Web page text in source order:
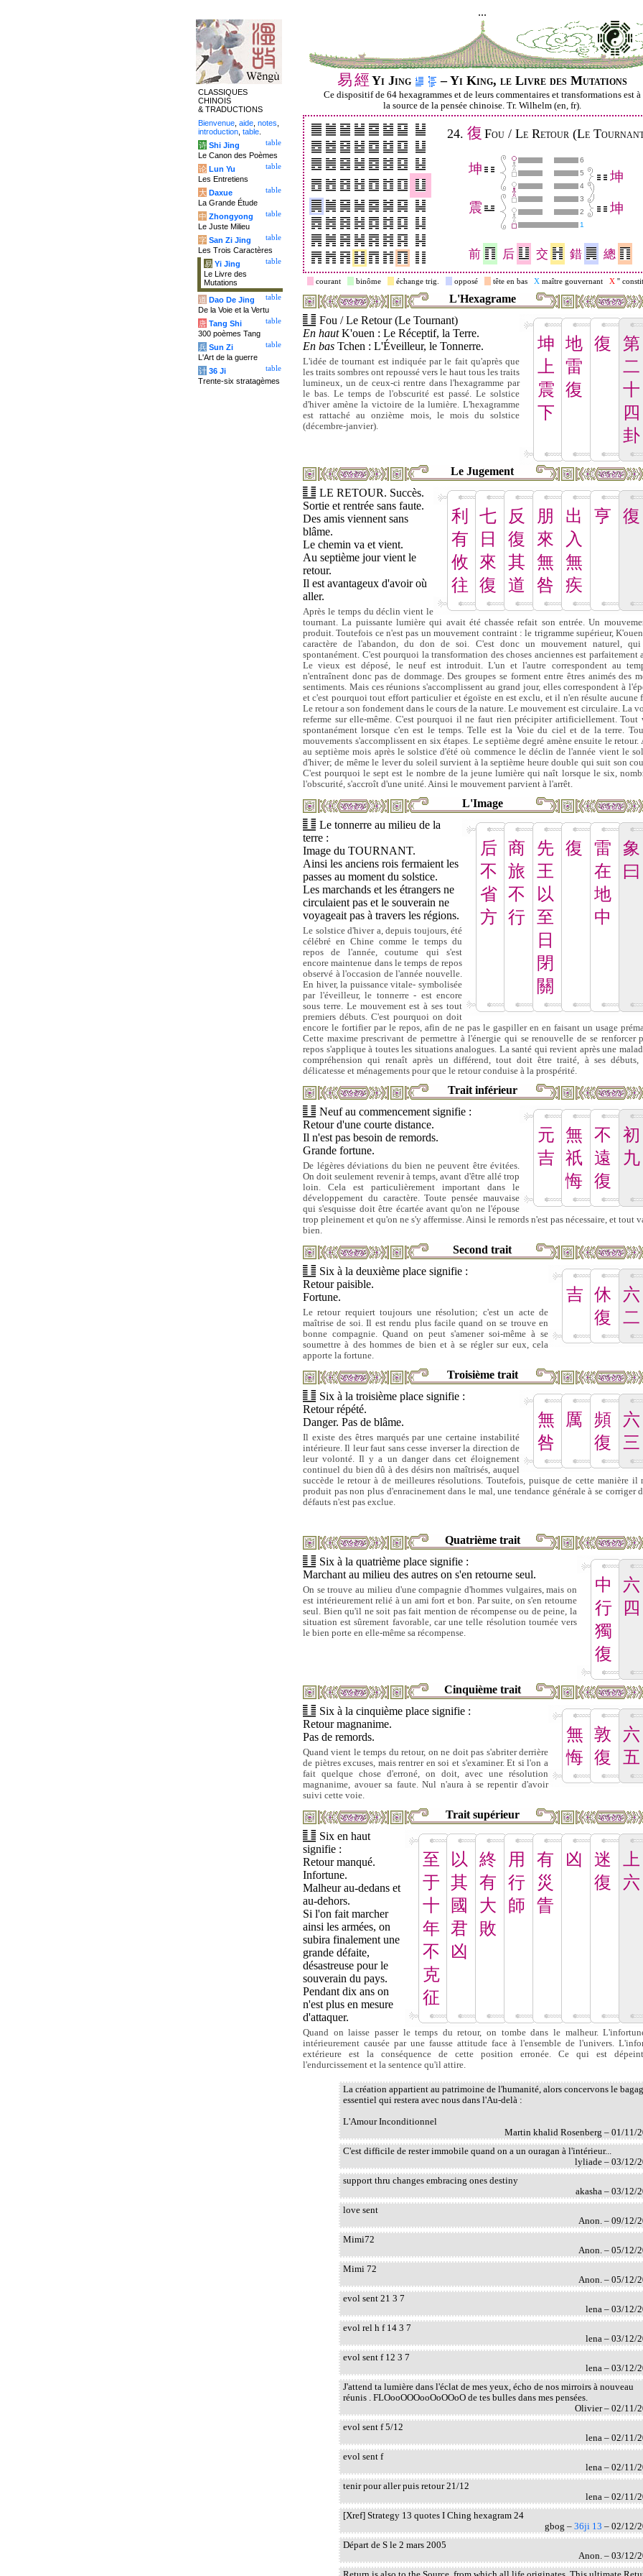
...
易經 Yi Jing – Yi King, le Livre des Mutations
Ce dispositif de 64 hexagrammes et de leurs commentaires et transformations est à
la source de la pensée chinoise. Tr. Wilhelm (en, fr).
24. 復 Fou / Le Retour (Le
坤
6
5
坤
坤
4
震
3
2
1
前 后 交 錯 總
courant binôme échange trig. opposé tête en bas Xmaître gouvernant X''
L'Hexagrame
坤
上
震
下
地
雷
復
復
第
二
十
四
卦
Fou / Le Retour (Le Tournant)
En hautK'ouen : Le Réceptif, la Terre.
En bas Tchen : L'Éveilleur, le Tonnerre.
L'idée de tournant est indiquée par le fait qu'après que
les traits sombres ont repoussé vers le haut tous les traits
lumineux, un de ceux-ci rentre dans l'hexagramme par
le bas. Le temps de l'obscurité est passé. Le solstice
d'hiver amène la victoire de la lumière. L'hexagramme
est rattaché au onzième mois, le mois du solstice
(décembre-janvier).
Le Jugement
利
有
攸
往
七
日
來
復
反
復
其
道
朋
來
無
咎
出
入
無
疾
亨 復
LE RETOUR. Succès.
Sortie et rentrée sans faute.
Des amis viennent sans
blâme.
Le chemin va et vient.
Au septième jour vient le
retour.
Il est avantageux d'avoir où
aller.
Après le temps du déclin vient le
tournant. La puissante lumière qui avait été chassée refait son entrée. Un
produit. Toutefois ce n'est pas un mouvement contraint : le trigramme supérieur,
caractère de l'abandon, du don de soi. C'est donc un mouvement naturel,
spontanément. C'est pourquoi la transformation des choses anciennes est parfaitement
Le vieux est déposé, le neuf est introduit. L'un et l'autre correspondent au
n'entraînent donc pas de dommage. Des groupes se forment entre êtres animés des
sentiments. Mais ces réunions s'accomplissent au grand jour, elles correspondent à
et c'est pourquoi tout effort particulier et égoïste en est exclu, et il n'en résulte aucune
Le retour a son fondement dans le cours de la nature. Le mouvement est circulaire. La
referme sur elle-même. C'est pourquoi il ne faut rien précipiter artificiellement. Tout
spontanément lorsque c'en est le temps. Telle est la Voie du ciel et de la terre.
mouvements s'accomplissent en six étapes. Le septième degré amène ensuite le retour.
au septième mois après le solstice d'été où commence le déclin de l'année vient le
d'hiver; de même le lever du soleil survient à la septième heure double qui suit son
C'est pourquoi le sept est le nombre de la jeune lumière qui naît lorsque le six,
l'obscurité, s'accroît d'une unité. Ainsi le mouvement parvient à l'arrêt.
L'Image
后
不
省
方
商
旅
不
行
先
王
以
至
日
閉
關
復
雷
在
地
中
象
曰
Le tonnerre au milieu de la
terre :
Image du TOURNANT.
Ainsi les anciens rois fermaient les
passes au moment du solstice.
Les marchands et les étrangers ne
circulaient pas et le souverain ne
voyageait pas à travers les régions.
Le solstice d'hiver a, depuis toujours, été
célébré en Chine comme le temps du
repos de l'année, coutume qui s'est
encore maintenue dans le temps de repos
observé à l'occasion de l'année nouvelle.
En hiver, la puissance vitale- symbolisée
par l'éveilleur, le tonnerre - est encore
sous terre. Le mouvement est à ses tout
premiers débuts. C'est pourquoi on doit
encore le fortifier par le repos, afin de ne pas le gaspiller en en faisant un usage
Cette maxime prescrivant de permettre à l'énergie qui se renouvelle de se renforcer
repos s'applique à toutes les situations analogues. La santé qui revient après une
compréhension qui renaît après un différend, tout doit être traité, à ses débuts,
délicatesse et ménagements pour que le retour conduise à la prospérité.
Trait inférieur
元
吉
無
祇
悔
不
遠
復
初
九
Neuf au commencement signifie :
Retour d'une courte distance.
Il n'est pas besoin de remords.
Grande fortune.
De légères déviations du bien ne peuvent être évitées.
On doit seulement revenir à temps, avant d'être allé trop
loin. Cela est particulièrement important dans le
développement du caractère. Toute pensée mauvaise
qui s'esquisse doit être écartée avant qu'on ne l'épouse
trop pleinement et qu'on ne s'y affermisse. Ainsi le remords n'est pas nécessaire, et tout
bien.
Second trait
吉
休
復
六
二
Six à la deuxième place signifie :
Retour paisible.
Fortune.
Le retour requiert toujours une résolution; c'est un acte de
maîtrise de soi. Il est rendu plus facile quand on se trouve en
bonne compagnie. Quand on peut s'amener soi-même à se
soumettre à des hommes de bien et à se régler sur eux, cela
apporte la fortune.
Troisième trait
無
咎
厲
頻
復
六
三
Six à la troisième place signifie :
Retour répété.
Danger. Pas de blâme.
Il existe des êtres marqués par une certaine instabilité
intérieure. Il leur faut sans cesse inverser la direction de
leur volonté. Il y a un danger dans cet éloignement
continuel du bien dû à des désirs non maîtrisés, auquel
succède le retour à de meilleures résolutions. Toutefois, puisque de cette manière il
produit pas non plus d'enracinement dans le mal, une tendance générale à se corriger
défauts n'est pas exclue.
Quatrième trait
中
行
獨
復
六
四
Six à la quatrième place signifie :
Marchant au milieu des autres on s'en retourne seul.
On se trouve au milieu d'une compagnie d'hommes vulgaires, mais on
est intérieurement relié à un ami fort et bon. Par suite, on s'en retourne
seul. Bien qu'il ne soit pas fait mention de récompense ou de peine, la
situation est sûrement favorable, car une telle résolution tournée vers
le bien porte en elle-même sa récompense.
Cinquième trait
無
悔
敦
復
六
五
Six à la cinquième place signifie :
Retour magnanime.
Pas de remords.
Quand vient le temps du retour, on ne doit pas s'abriter derrière
de piètres excuses, mais rentrer en soi et s'examiner. Et si l'on a
fait quelque chose d'erroné, on doit, avec une résolution
magnanime, avouer sa faute. Nul n'aura à se repentir d'avoir
suivi cette voie.
Trait supérieur
至
于
十
年
不
克
征
以
其
國
君
凶
終
有
大
敗
用
行
師
有
災
眚
凶
迷
復
上
六
Six en haut
signifie :
Retour manqué.
Infortune.
Malheur au-dedans et
au-dehors.
Si l'on fait marcher
ainsi les armées, on
subira finalement une
grande défaite,
désastreuse pour le
souverain du pays.
Pendant dix ans on
n'est plus en mesure
d'attaquer.
Quand on laisse passer le temps du retour, on tombe dans le malheur.
intérieurement causée par une fausse attitude face à l'ensemble de l'univers.
extérieure est la conséquence de cette position erronée. Ce qui est
l'endurcissement et la sentence qu'il attire.
La création appartient au patrimoine de l'humanité, alors concervons le
essentiel qui restera avec nous dans l'Au-delà :
L'Amour Inconditionnel
Martin khalid Rosenberg – 01/11/
C'est difficile de rester immobile quand on a un ouragan à l'intérieur...
lyliade – 03/12/
support thru changes embracing ones destiny
akasha – 03/12/
love sent
Anon. – 09/12/
Mimi72
Anon. – 05/12/
Mimi 72
Anon. – 05/12/
evol sent 21 3 7
lena – 03/12/
evol rel h f 14 3 7
lena – 03/12/
evol sent f 12 3 7
lena – 03/12/
J'attend ta lumière dans l'éclat de mes yeux, écho de nos mirroirs à nouveau
réunis . FLOooOOOooOoOOoO de tes bulles dans mes pensées.
Olivier – 02/11/
evol sent f 5/12
lena – 02/11/
evol sent f
lena – 02/11/
tenir pour aller puis retour 21/12
lena – 02/11/
[Xref] Strategy 13 quotes I Ching hexagram 24
gbog – 36ji 13 – 02/12/
Départ de S le 2 mars 2005
Anon. – 03/12/
CLASSIQUES
CHINOIS
& TRADUCTIONS
Bienvenue aide notes
introduction table
table
诗 Shi Jing
Le Canon des Poèmes
table
论 Lun Yu
Les Entretiens
table
大 Daxue
La Grande Étude
table
中 Zhongyong
Le Juste Milieu
table
字 San Zi Jing
Les Trois Caractères
table
易 Yi Jing
Le Livre des
Mutations
table
道 Dao De Jing
De la Voie et la Vertu
table
唐 Tang Shi
300 poèmes Tang
table
兵 Sun Zi
L'Art de la guerre
table
计 36 Ji
Trente-six stratagèmes